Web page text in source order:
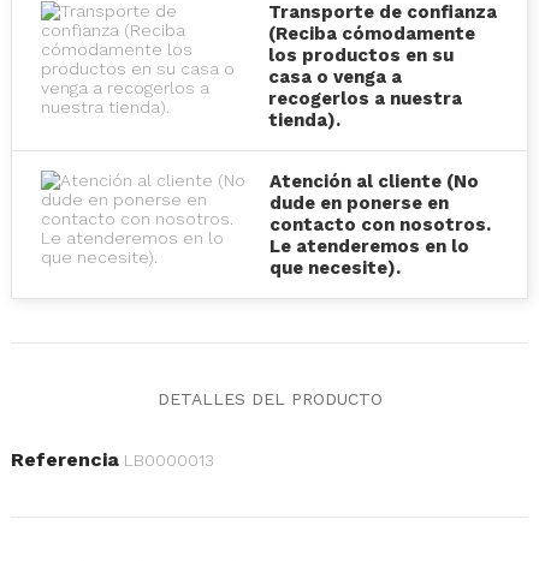
Transporte de confianza
(Reciba cómodamente
los productos en su
casa o venga a
recogerlos a nuestra
tienda).
Atención al cliente (No
dude en ponerse en
contacto con nosotros.
Le atenderemos en lo
que necesite).
DETALLES DEL PRODUCTO
Referencia LB0000013